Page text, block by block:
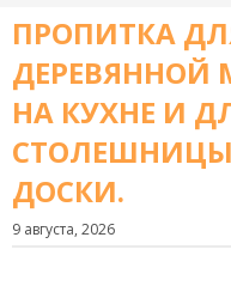
ПРОПИТКА
ДЕРЕВЯННОЙ
НА КУХНЕ И
ДОСКИ.
9 августа, 2026